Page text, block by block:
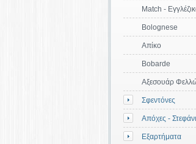
Match -
Bolognese
Απίκο
Bobarde
Αξεσουάρ
Σφεντόνες
Απόχες -
Εξαρτήματα